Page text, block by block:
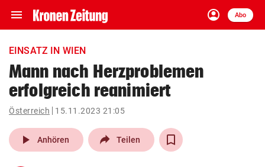
menu Navigation
ein-/ausklappen
account_circle
Anmelden
Abo
close Schließen
account_circle Anmelden
pin_drop
Wien arrow_right
EINSATZ IN WIEN
Mann nach Herzproblemen
erfolgreich reanimiert
Österreich 15.11.2023 21:05
play_arrow Anhören Teilen